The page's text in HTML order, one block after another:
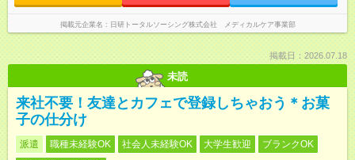
掲載元企業名 日研トータルソーシング株式会社 メディカルケア事業部
掲載日：2026.07.18
未読
来社不要！友達とカフェで登録しちゃおう＊お菓
子の仕分け
派遣 職種未経験OK 社会人未経験OK 大学生歓迎
ブランクOK